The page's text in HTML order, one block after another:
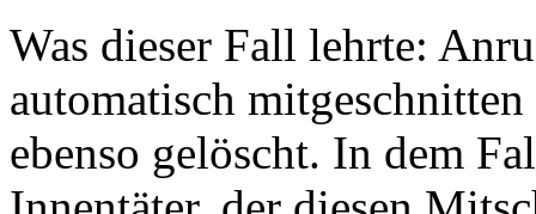
Was dieser Fall lehrte:
automatisch
ebenso gelöscht. In dem